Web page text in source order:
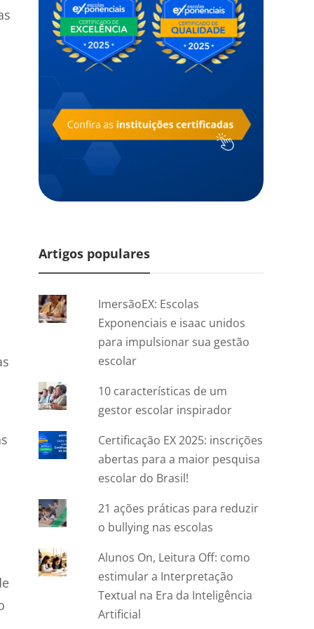
Artigos populares
ImersãoEX: Escolas
Exponenciais e isaac unidos
para impulsionar sua gestão
escolar
10 características de um
gestor escolar inspirador
Certificação EX 2025: inscrições
abertas para a maior pesquisa
escolar do Brasil!
21 ações práticas para reduzir
o bullying nas escolas
Alunos On, Leitura Off: como
estimular a Interpretação
Textual na Era da Inteligência
Artificial